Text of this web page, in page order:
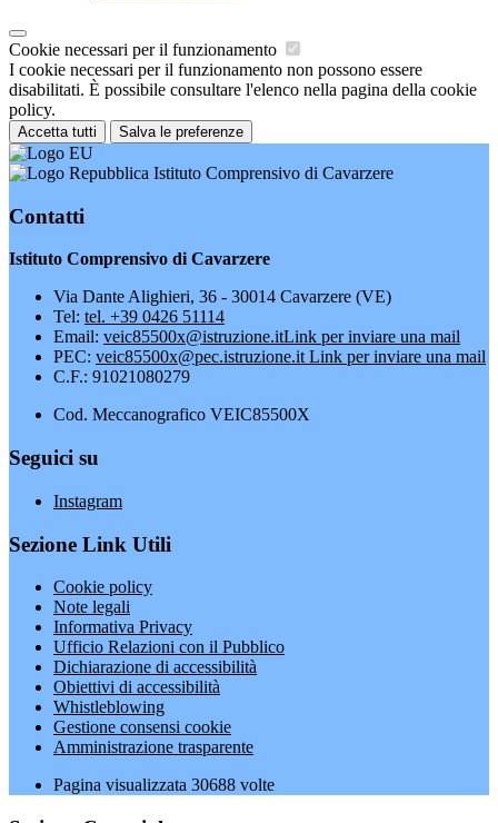
Cookie necessari per il funzionamento
I cookie necessari per il funzionamento non possono essere
disabilitati. È possibile consultare l'elenco nella pagina della cookie
policy.
Accetta tutti Salva le preferenze
Istituto Comprensivo di Cavarzere
Contatti
Istituto Comprensivo di Cavarzere
Via Dante Alighieri, 36 - 30014 Cavarzere (VE)
Tel: tel. +39 0426 51114
Email: veic85500x@istruzione.itLink per inviare una mail
PEC: veic85500x@pec.istruzione.it Link per inviare una mail
C.F.: 91021080279
Cod. Meccanografico VEIC85500X
Seguici su
Instagram
Sezione Link Utili
Cookie policy
Note legali
Informativa Privacy
Ufficio Relazioni con il Pubblico
Dichiarazione di accessibilità
Obiettivi di accessibilità
Whistleblowing
Gestione consensi cookie
Amministrazione trasparente
Pagina visualizzata 30688 volte